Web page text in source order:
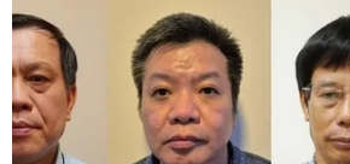
Tổ chức tín dụng nước ngoài
thanh toán quốc tế qua tài khoản
Việt Nam